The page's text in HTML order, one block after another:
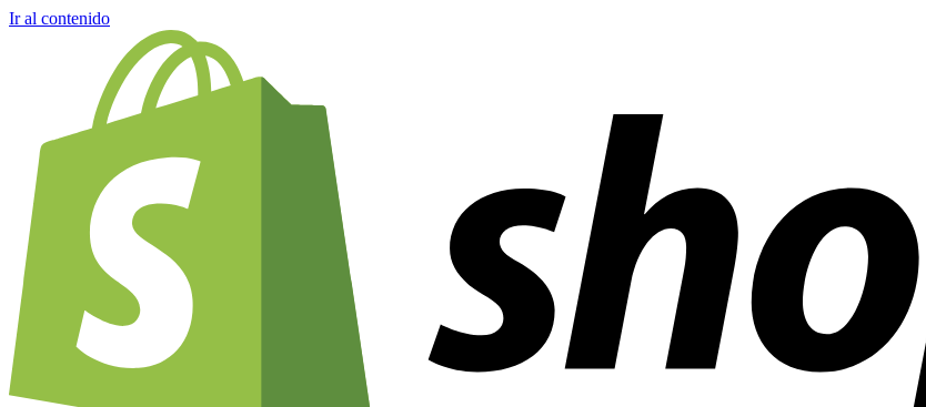
Ir al contenido